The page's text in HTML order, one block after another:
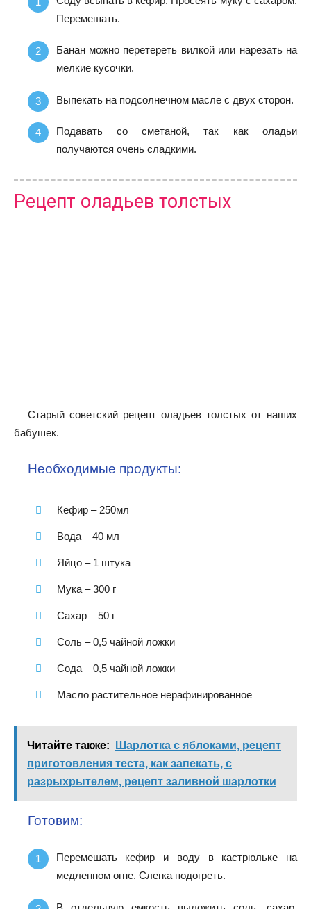
Перемешать.
Банан можно перетереть вилкой или нарезать на
мелкие кусочки.
Выпекать на подсолнечном масле с двух сторон.
Подавать со сметаной, так как оладьи
получаются очень сладкими.
Рецепт оладьев толстых
Старый советский рецепт оладьев толстых от наших
бабушек.
Необходимые продукты:
Кефир – 250мл
Вода – 40 мл
Яйцо – 1 штука
Мука – 300 г
Сахар – 50 г
Соль – 0,5 чайной ложки
Сода – 0,5 чайной ложки
Масло растительное нерафинированное
Читайте также:
Шарлотка с яблоками, рецепт
приготовления теста, как запекать, с
разрыхрытелем, рецепт заливной шарлотки
Готовим:
Перемешать кефир и воду в кастрюльке на
медленном огне. Слегка подогреть.